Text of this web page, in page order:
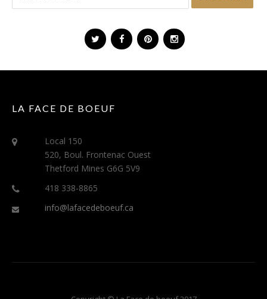
LA FACE DE BOEUF
Local 150
520, Boul. Frontenac Ouest
Thetford Mines G6G 5V9
418 338-8865
info@lafacedeboeuf.ca